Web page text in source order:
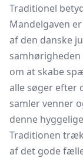
Traditionel
Mandelgaven
af den danske
om at skabe
alle søger efter
samler venner
denne
Traditionen
af det gode